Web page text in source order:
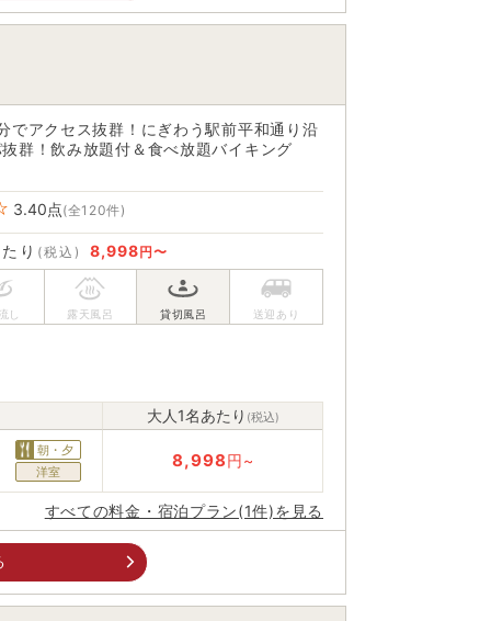
でアクセス抜群！にぎわう駅前平和通り沿
群！飲み放題付＆食べ放題バイキング
3.40点(全120件)
り (税込) 8,998円〜
大人1名あたり (税込)
朝・夕
洋室
8,998円~
すべての料金・宿泊プラン(1件)を見る